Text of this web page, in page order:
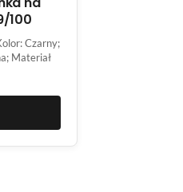
100
Czarny;
Materiał